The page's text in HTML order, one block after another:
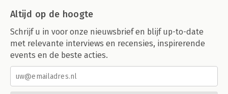
Altijd op de hoogte
Schrijf u in voor onze nieuwsbrief en blijf up-to-date
met relevante interviews en recensies, inspirerende
events en de beste acties.